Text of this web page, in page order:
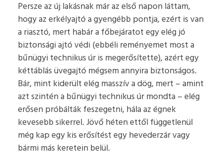
Persze az új lakásnak már az első napon láttam,
hogy az erkélyajtó a gyengébb pontja, ezért is van
a riasztó, mert habár a főbejáratot egy elég jó
biztonsági ajtó védi (ebbéli reményemet most a
bűnügyi technikus úr is megerősítette), azért egy
kéttáblás üvegajtó mégsem annyira biztonságos.
Bár, mint kiderült elég masszív a dög, mert – amint
azt szintén a bűnügyi technikus úr mondta – elég
erősen próbálták feszegetni, hála az égnek
kevesebb sikerrel. Jövő héten ettől függetlenül
még kap egy kis erősítést egy hevederzár vagy
bármi más keretein belül.